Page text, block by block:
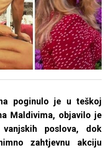
poginulo je u teškoj
Maldivima, objavilo je
poslova, dok
zahtjevnu akciju